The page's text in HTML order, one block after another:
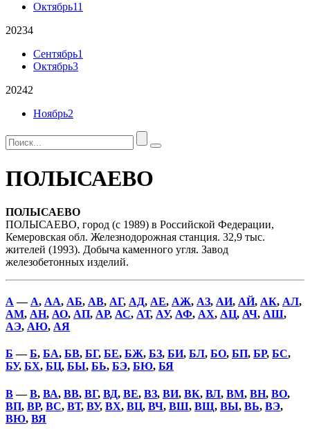
Октябрь11
20234
Сентябрь1
Октябрь3
20242
Ноябрь2
ПОЛЫСАЕВО
ПОЛЫСАЕВО
ПОЛЫСАЕВО, город (с 1989) в Российской Федерации,
Кемеровская обл. Железнодорожная станция. 32,9 тыс.
жителей (1993). Добыча каменного угля. Завод
железобетонных изделий.
А — А, АА, АБ, АВ, АГ, АД, АЕ, АЖ, АЗ, АИ, АЙ, АК, АЛ,
АМ, АН, АО, АП, АР, АС, АТ, АУ, АФ, АХ, АЦ, АЧ, АШ,
АЭ, АЮ, АЯ
Б —Б, БА, БВ, БГ, БЕ, БЖ, БЗ, БИ, БЛ, БО, БП, БР, БС,
БУ, БХ, БЦ, БЫ, БЬ, БЭ, БЮ, БЯ
В—В, ВА, ВВ, ВГ, ВД, ВЕ, ВЗ, ВИ, ВК, ВЛ, ВМ, ВН, ВО,
ВП, ВР, ВС, ВТ, ВУ, ВХ, ВЦ, ВЧ, ВШ, ВЩ, ВЫ, ВЬ, ВЭ,
ВЮ, ВЯ